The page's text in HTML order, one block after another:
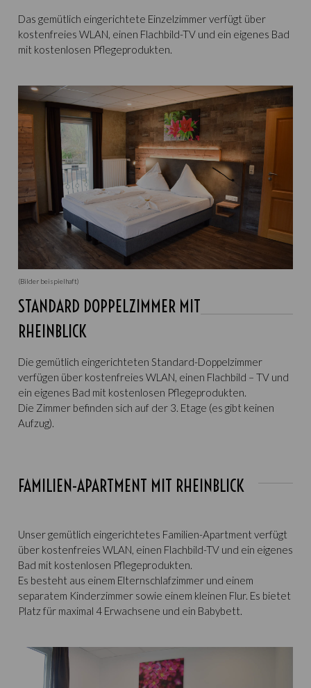
Das gemütlich eingerichtete Einzelzimmer verfügt über
kostenfreies WLAN, einen Flachbild-TV und ein eigenes Bad
mit kostenlosen Pflegeprodukten.
(Bilder beispielhaft)
STANDARD DOPPELZIMMER MIT
RHEINBLICK
Die gemütlich eingerichteten Standard-Doppelzimmer
verfügen über kostenfreies WLAN, einen Flachbild – TV und
ein eigenes Bad mit kostenlosen Pflegeprodukten.
Die Zimmer befinden sich auf der 3. Etage (es gibt keinen
Aufzug).
FAMILIEN-APARTMENT MIT RHEINBLICK
Unser gemütlich eingerichtetes Familien-Apartment verfügt
über kostenfreies WLAN, einen Flachbild-TV und ein eigenes
Bad mit kostenlosen Pflegeprodukten.
Es besteht aus einem Elternschlafzimmer und einem
separatem Kinderzimmer sowie einem kleinen Flur. Es bietet
Platz für maximal 4 Erwachsene und ein Babybett.